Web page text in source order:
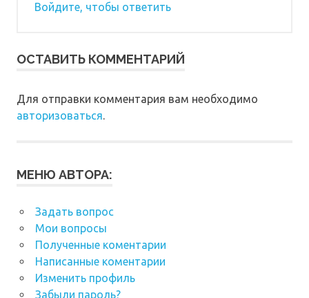
Войдите, чтобы ответить
ОСТАВИТЬ КОММЕНТАРИЙ
Для отправки комментария вам необходимо
авторизоваться.
МЕНЮ АВТОРА:
Задать вопрос
Мои вопросы
Полученные коментарии
Написанные коментарии
Изменить профиль
Забыли пароль?